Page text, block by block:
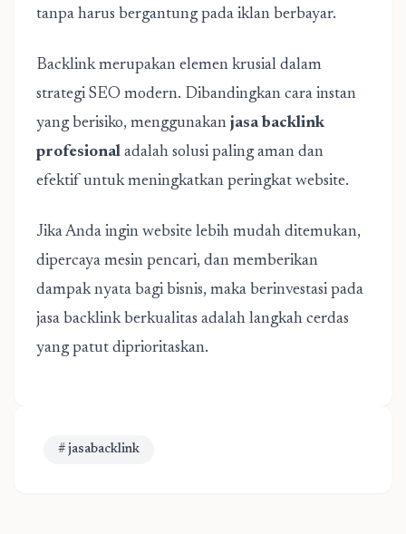
tanpa harus bergantung pada iklan berbayar.
Backlink merupakan elemen krusial dalam
strategi SEO modern. Dibandingkan cara instan
yang berisiko, menggunakan jasa backlink
profesional adalah solusi paling aman dan
efektif untuk meningkatkan peringkat website.
Jika Anda ingin website lebih mudah ditemukan,
dipercaya mesin pencari, dan memberikan
dampak nyata bagi bisnis, maka berinvestasi pada
jasa backlink berkualitas adalah langkah cerdas
yang patut diprioritaskan.
# jasabacklink